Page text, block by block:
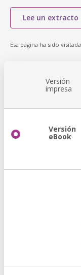
Lee un extracto
Esa página ha sido visitada
Versión
impresa
Versión
eBook